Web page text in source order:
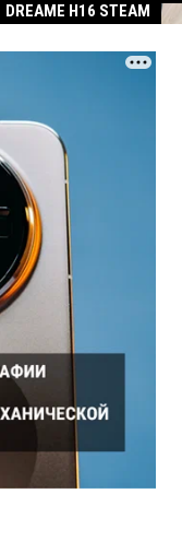
DREAME H16 STEAM